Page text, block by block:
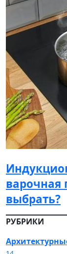
варочная
выбрать?
РУБРИКИ